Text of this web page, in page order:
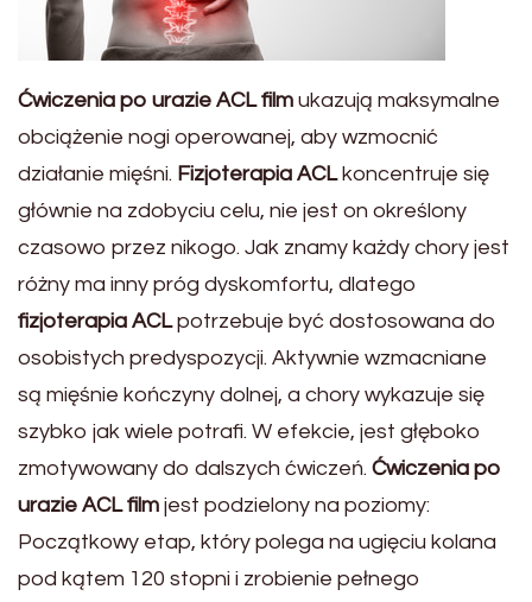
Ćwiczenia po urazie ACL film ukazują maksymalne
obciążenie nogi operowanej, aby wzmocnić
działanie mięśni. Fizjoterapia ACLkoncentruje się
głównie na zdobyciu celu, nie jest on określony
czasowo przez nikogo. Jak znamy każdy chory jest
różny ma inny próg dyskomfortu, dlatego
fizjoterapia ACLpotrzebuje być dostosowana do
osobistych predyspozycji. Aktywnie wzmacniane
są mięśnie kończyny dolnej, a chory wykazuje się
szybko jak wiele potrafi. W efekcie, jest głęboko
zmotywowany do dalszych ćwiczeń. Ćwiczenia po
urazie ACL film jest podzielony na poziomy:
Początkowy etap, który polega na ugięciu kolana
pod kątem 120 stopni i zrobienie pełnego